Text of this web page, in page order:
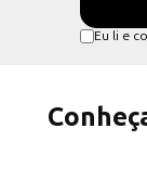
Eu li e